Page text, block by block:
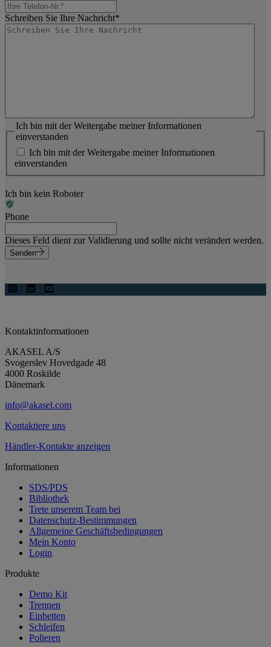
Schreiben Sie Ihre Nachricht*
Ich bin mit der Weitergabe meiner Informationen
einverstanden
Ich bin mit der Weitergabe meiner Informationen
einverstanden
Ich bin kein Roboter
Phone
Dieses Feld dient zur Validierung und sollte nicht verändert werden.
Senden
Kontaktinformationen
AKASEL A/S
Svogerslev Hovedgade 48
4000 Roskilde
Dänemark
info@akasel.com
Kontaktiere uns
Händler-Kontakte anzeigen
Informationen
SDS/PDS
Bibliothek
Trete unserem Team bei
Datenschutz-Bestimmungen
Allgemeine Geschäftsbedingungen
Mein Konto
Login
Produkte
Demo Kit
Trennen
Einbetten
Schleifen
Polieren